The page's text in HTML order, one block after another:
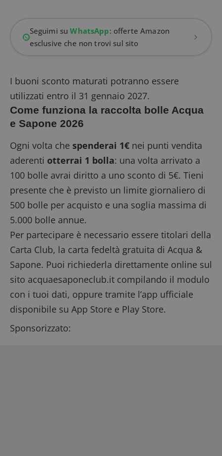
Seguimi suWhatsApp: offerte Amazon
esclusive che non trovi sul sito
I buoni sconto maturati potranno essere
utilizzati entro il 31 gennaio 2027.
Come funziona la raccolta bolle Acqua
e Sapone 2026
Ogni volta che spenderai 1€ nei punti vendita
aderenti otterrai 1 bolla: una volta arrivato a
100 bolle avrai diritto a uno sconto di 5€. Tieni
presente che è previsto un limite giornaliero di
500 bolle per acquisto e una soglia massima di
5.000 bolle annue.
Per partecipare è necessario essere titolari della
Carta Club, la carta fedeltà gratuita di Acqua &
Sapone. Puoi richiederla direttamente online sul
sito acquaesaponeclub.it compilando il modulo
con i tuoi dati, oppure tramite l’app ufficiale
disponibile su App Store e Play Store.
Sponsorizzato: